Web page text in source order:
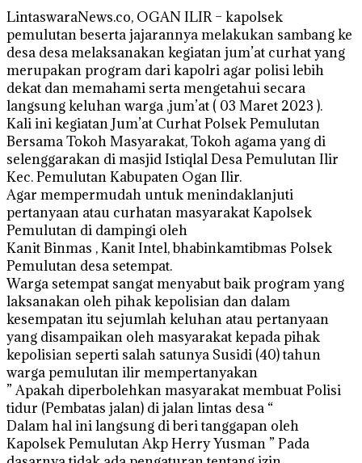
LintaswaraNews.co, OGAN ILIR – kapolsek
pemulutan beserta jajarannya melakukan sambang ke
desa desa melaksanakan kegiatan jum’at curhat yang
merupakan program dari kapolri agar polisi lebih
dekat dan memahami serta mengetahui secara
langsung keluhan warga ,jum’at ( 03 Maret 2023 ).
Kali ini kegiatan Jum’at Curhat Polsek Pemulutan
Bersama Tokoh Masyarakat, Tokoh agama yang di
selenggarakan di masjid Istiqlal Desa Pemulutan Ilir
Kec. Pemulutan Kabupaten Ogan Ilir.
Agar mempermudah untuk menindaklanjuti
pertanyaan atau curhatan masyarakat Kapolsek
Pemulutan di dampingi oleh
Kanit Binmas , Kanit Intel, bhabinkamtibmas Polsek
Pemulutan desa setempat.
Warga setempat sangat menyabut baik program yang
laksanakan oleh pihak kepolisian dan dalam
kesempatan itu sejumlah keluhan atau pertanyaan
yang disampaikan oleh masyarakat kepada pihak
kepolisian seperti salah satunya Susidi (40) tahun
warga pemulutan ilir mempertanyakan
” Apakah diperbolehkan masyarakat membuat Polisi
tidur (Pembatas jalan) di jalan lintas desa “
Dalam hal ini langsung di beri tanggapan oleh
Kapolsek Pemulutan Akp Herry Yusman ” Pada